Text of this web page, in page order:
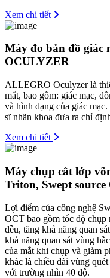
Xem chi tiết
Máy đo bản đồ
OCULYZER
ALLEGRO Oculyzer là
mắt, bao gồm: giác mạc,
và hình dạng của giác
sĩ nhãn khoa đưa ra chỉ
Xem chi tiết
Máy chụp cắt lớp
Triton, Swept source
Lợi điểm của công nghệ
OCT bao gồm tốc độ chụp
đều, tăng khả năng quan
khả năng quan sát vùng
của mắt khi chụp và giảm
khác là chiều dài vùng
với trường nhìn 40 độ.